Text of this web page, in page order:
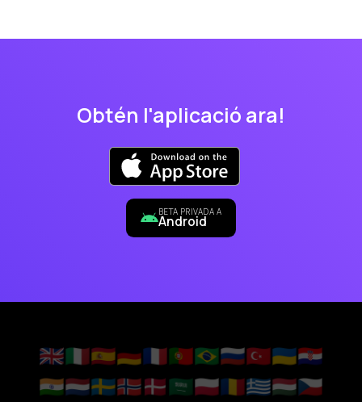
Obtén l'aplicació ara!
BETA PRIVADA A
Android
🇬🇧🇮🇹🇪🇸🇩🇪🇫🇷🇵🇹🇧🇷🇷🇺🇹🇷🇺🇦🇭🇷
🇮🇳🇳🇱🇸🇪🇳🇴🇩🇰🇸🇦🇵🇱🇷🇴🇬🇷🇭🇺🇨🇿